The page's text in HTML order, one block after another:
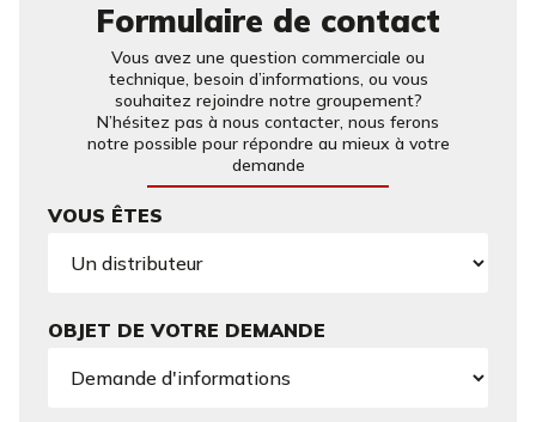
Formulaire de contact
Vous avez une question commerciale ou
technique, besoin d’informations, ou vous
souhaitez rejoindre notre groupement?
N’hésitez pas à nous contacter, nous ferons
notre possible pour répondre au mieux à votre
demande
VOUS ÊTES
OBJET DE VOTRE DEMANDE